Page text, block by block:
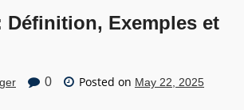
Définition, Exemples et
0 Posted on May 22, 2025